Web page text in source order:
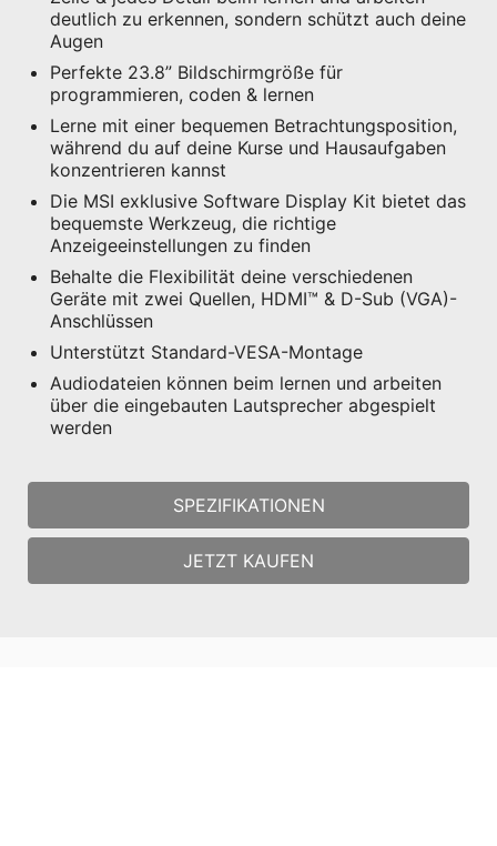
deutlich zu erkennen, sondern schützt auch deine
Augen
Perfekte 23.8” Bildschirmgröße für
programmieren, coden & lernen
Lerne mit einer bequemen Betrachtungsposition,
während du auf deine Kurse und Hausaufgaben
konzentrieren kannst
Die MSI exklusive Software Display Kit bietet das
bequemste Werkzeug, die richtige
Anzeigeeinstellungen zu finden
Behalte die Flexibilität deine verschiedenen
Geräte mit zwei Quellen, HDMI™ & D-Sub (VGA)-
Anschlüssen
Unterstützt Standard-VESA-Montage
Audiodateien können beim lernen und arbeiten
über die eingebauten Lautsprecher abgespielt
werden
SPEZIFIKATIONEN
JETZT KAUFEN